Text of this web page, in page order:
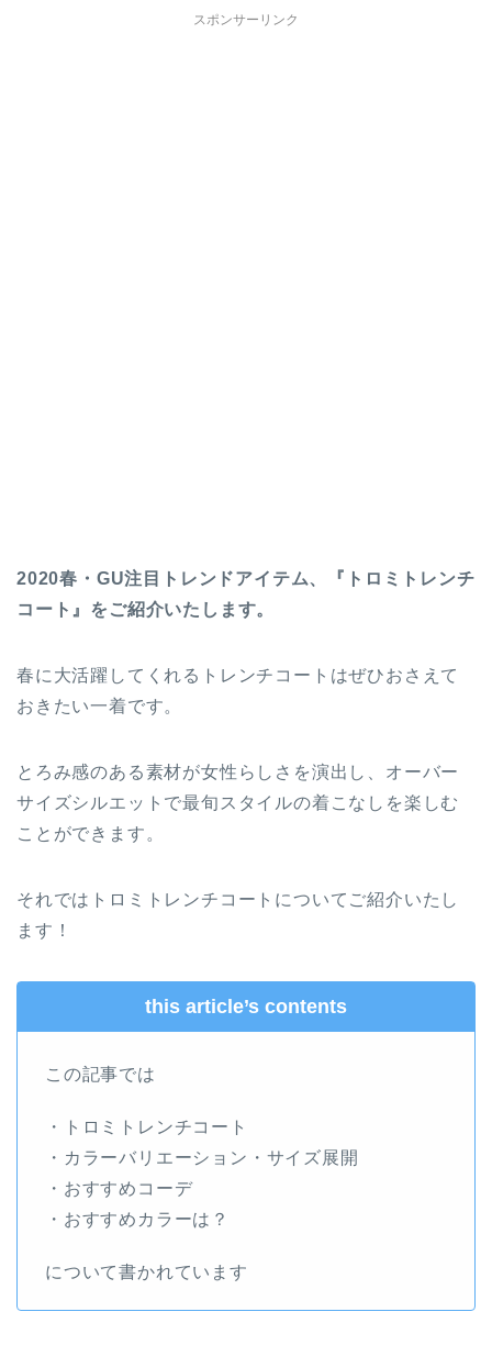
スポンサーリンク
2020春・GU注目トレンドアイテム、『トロミトレンチ
コート』をご紹介いたします。
春に大活躍してくれるトレンチコートはぜひおさえて
おきたい一着です。
とろみ感のある素材が女性らしさを演出し、オーバー
サイズシルエットで最旬スタイルの着こなしを楽しむ
ことができます。
それではトロミトレンチコートについてご紹介いたし
ます！
this article’s contents
この記事では
・トロミトレンチコート
・カラーバリエーション・サイズ展開
・おすすめコーデ
・おすすめカラーは？
について書かれています